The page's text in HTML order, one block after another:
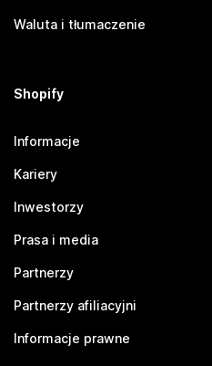
Waluta i tłumaczenie
Shopify
Informacje
Kariery
Inwestorzy
Prasa i media
Partnerzy
Partnerzy afiliacyjni
Informacje prawne